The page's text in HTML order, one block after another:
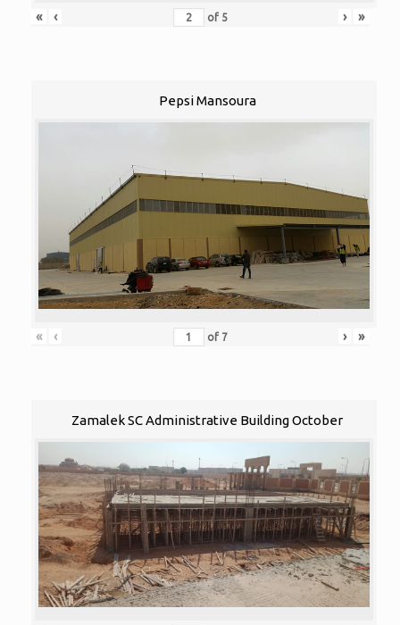
« ‹ of 5 › »
Pepsi Mansoura
« ‹ of 7 › »
Zamalek SC Administrative Building October